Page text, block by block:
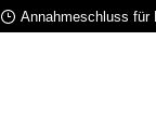
Annahmeschluss für